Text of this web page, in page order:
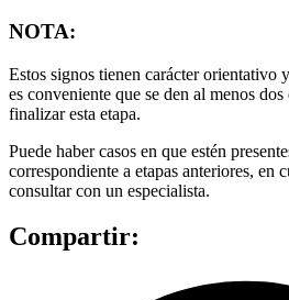
NOTA:
Estos signos tienen carácter orientativo
es conveniente que se den al menos dos
finalizar esta etapa.
Puede haber casos en que estén
correspondiente a etapas anteriores, en
consultar con un especialista.
Compartir: